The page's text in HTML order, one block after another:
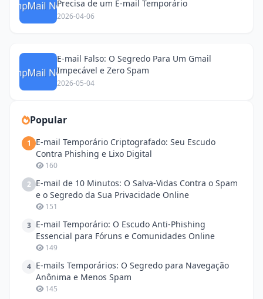
Precisa de um E-mail Temporário
2026-04-06
E-mail Falso: O Segredo Para Um Gmail
Impecável e Zero Spam
2026-05-04
Popular
1
E-mail Temporário Criptografado: Seu Escudo
Contra Phishing e Lixo Digital
160
2 E-mail de 10 Minutos: O Salva-Vidas Contra o Spam
e o Segredo da Sua Privacidade Online
151
3 E-mail Temporário: O Escudo Anti-Phishing
Essencial para Fóruns e Comunidades Online
149
4 E-mails Temporários: O Segredo para Navegação
Anônima e Menos Spam
145